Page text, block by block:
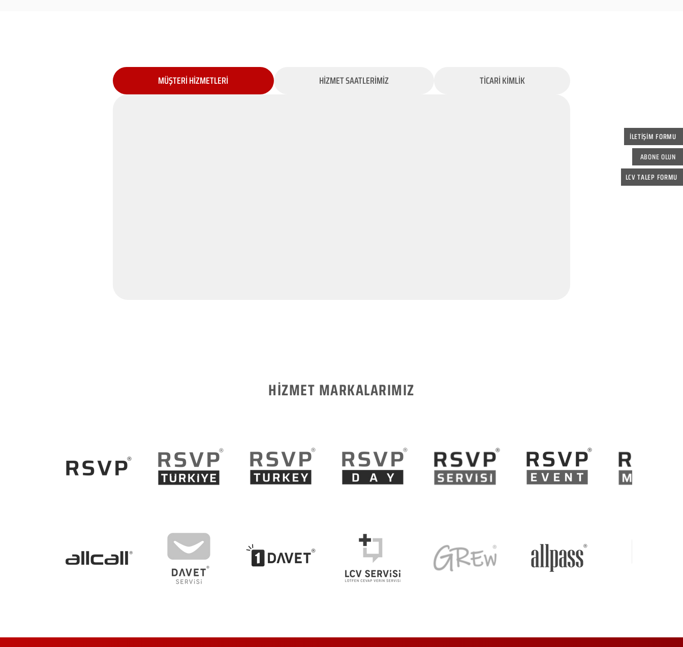
İLETİŞİM FORMU
ABONE OLUN
LCV TALEP FORMU
MÜŞTERİ HİZMETLERİ HİZMET SAATLERİMİZ TİCARİ KİMLİK
HİZMET MARKALARIMIZ